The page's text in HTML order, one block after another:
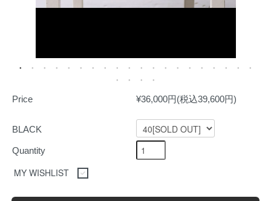
Price ¥36,000円(税込39,600円)
BLACK
Quantity
MY WISHLIST